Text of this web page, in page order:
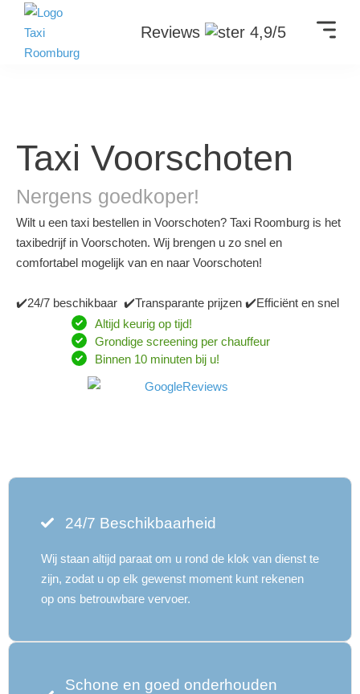
Reviews 4,9/5
Taxi Voorschoten
Nergens goedkoper!
Wilt u een taxi bestellen in Voorschoten? Taxi Roomburg is het
taxibedrijf in Voorschoten. Wij brengen u zo snel en
comfortabel mogelijk van en naar Voorschoten!
✔️24/7 beschikbaar ✔️Transparante prijzen ✔️Efficiënt en snel
Altijd keurig op tijd!
Grondige screening per chauffeur
Binnen 10 minuten bij u!
24/7 Beschikbaarheid
Wij staan ​​altijd paraat om u rond de klok van dienst te
zijn, zodat u op elk gewenst moment kunt rekenen
op ons betrouwbare vervoer.
Schone en goed onderhouden